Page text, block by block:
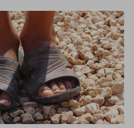
sulla Piattaforma e il suo
“Conferma le mie scelte”, la
effettuata verrà salvata. Se non è
opzione, premere questo pulsante
i cookie. Per ulteriori informazioni, è
Ulteriori informazioni